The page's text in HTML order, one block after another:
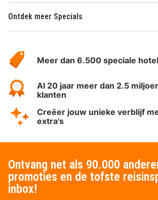
Ontdek meer Specials
HotelSpecials
Meer dan 6.500 speciale
Al 20 jaar meer dan 2.5
klanten
Creëer jouw unieke verblijf
extra's
Ontvang net als 90.000
promoties en de tofste
inbox!